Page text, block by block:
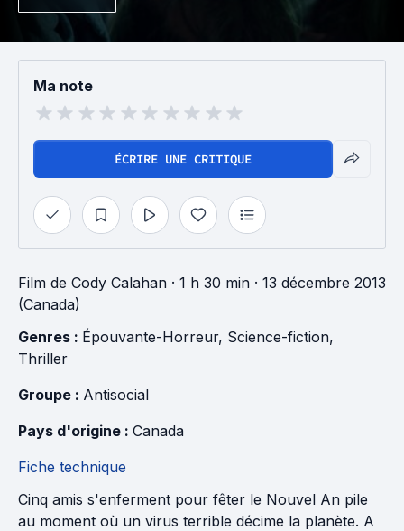
Ma note
ÉCRIRE UNE CRITIQUE
Film de Cody Calahan · 1 h 30 min · 13 décembre 2013
(Canada)
Genres : Épouvante-Horreur, Science-fiction,
Thriller
Groupe : Antisocial
Pays d'origine : Canada
Fiche technique
Cinq amis s'enferment pour fêter le Nouvel An pile
au moment où un virus terrible décime la planète. A